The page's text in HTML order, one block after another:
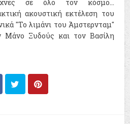
σε όλο τον κόσμο...
ακουστική εκτέλεση του
"Το λιμάνι του Άμστερνταμ"
Μάνο Ξυδούς και τον Βασίλη